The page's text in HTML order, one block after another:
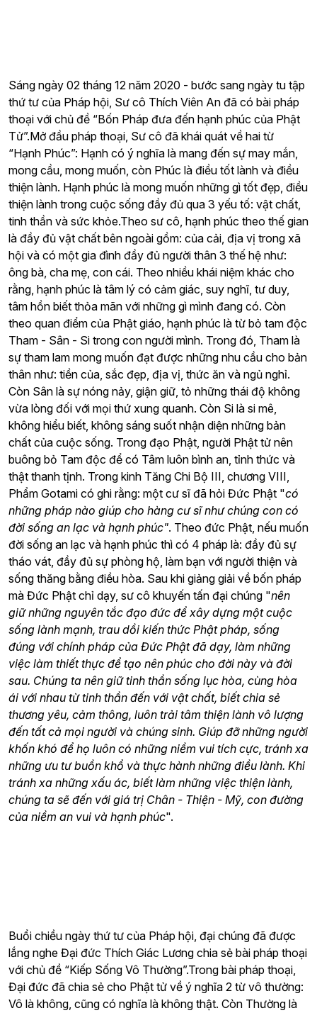
Sáng ngày 02 tháng 12 năm 2020 - bước sang ngày tu tập
thứ tư của Pháp hội, Sư cô Thích Viên An đã có bài pháp
thoại với chủ đề “Bốn Pháp đưa đến hạnh phúc của Phật
Tử”.Mở đầu pháp thoại, Sư cô đã khái quát về hai từ
“Hạnh Phúc”: Hạnh có ý nghĩa là mang đến sự may mắn,
mong cầu, mong muốn, còn Phúc là điều tốt lành và điều
thiện lành. Hạnh phúc là mong muốn những gì tốt đẹp, điều
thiện lành trong cuộc sống đầy đủ qua 3 yếu tố: vật chất,
tinh thần và sức khỏe.Theo sư cô, hạnh phúc theo thế gian
là đầy đủ vật chất bên ngoài gồm: của cải, địa vị trong xã
hội và có một gia đình đầy đủ người thân 3 thế hệ như:
ông bà, cha mẹ, con cái. Theo nhiều khái niệm khác cho
rằng, hạnh phúc là tâm lý có cảm giác, suy nghĩ, tư duy,
tâm hồn biết thỏa mãn với những gì mình đang có. Còn
theo quan điểm của Phật giáo, hạnh phúc là từ bỏ tam độc
Tham - Sân - Si trong con người mình. Trong đó, Tham là
sự tham lam mong muốn đạt được những nhu cầu cho bản
thân như: tiền của, sắc đẹp, địa vị, thức ăn và ngủ nghỉ.
Còn Sân là sự nóng nảy, giận giữ, tỏ những thái độ không
vừa lòng đối với mọi thứ xung quanh. Còn Si là si mê,
không hiểu biết, không sáng suốt nhận diện những bản
chất của cuộc sống. Trong đạo Phật, người Phật tử nên
buông bỏ Tam độc để có Tâm luôn bình an, tỉnh thức và
thật thanh tịnh. Trong kinh Tăng Chi Bộ III, chương VIII,
Phẩm Gotami có ghi rằng: một cư sĩ đã hỏi Đức Phật "có
những pháp nào giúp cho hàng cư sĩ như chúng con có
đời sống an lạc và hạnh phúc". Theo đức Phật, nếu muốn
đời sống an lạc và hạnh phúc thì có 4 pháp là: đầy đủ sự
tháo vát, đầy đủ sự phòng hộ, làm bạn với người thiện và
sống thăng bằng điều hòa. Sau khi giảng giải về bốn pháp
mà Đức Phật chỉ dạy, sư cô khuyến tấn đại chúng "nên
giữ những nguyên tắc đạo đức để xây dựng một cuộc
sống lành mạnh, trau dồi kiến thức Phật pháp, sống
đúng với chính pháp của Đức Phật đã dạy, làm những
việc làm thiết thực để tạo nên phúc cho đời này và đời
sau. Chúng ta nên giữ tinh thần sống lục hòa, cùng hòa
ái với nhau từ tinh thần đến với vật chất, biết chia sẻ
thương yêu, cảm thông, luôn trải tâm thiện lành vô lượng
đến tất cả mọi người và chúng sinh. Giúp đỡ những người
khốn khó để họ luôn có những niềm vui tích cực, tránh xa
những ưu tư buồn khổ và thực hành những điều lành. Khi
tránh xa những xấu ác, biết làm những việc thiện lành,
chúng ta sẽ đến với giá trị Chân - Thiện - Mỹ, con đường
của niềm an vui và hạnh phúc".
Buổi chiều ngày thứ tư của Pháp hội, đại chúng đã được
lắng nghe Đại đức Thích Giác Lương chia sẻ bài pháp thoại
với chủ đề “Kiếp Sống Vô Thường”.Trong bài pháp thoại,
Đại đức đã chia sẻ cho Phật tử về ý nghĩa 2 từ vô thường:
Vô là không, cũng có nghĩa là không thật. Còn Thường là